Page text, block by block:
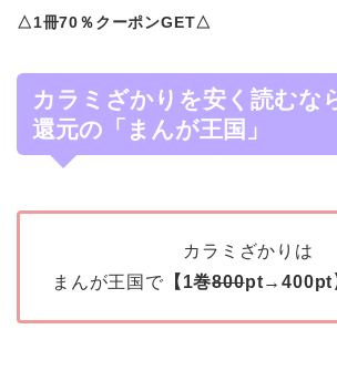
△1冊70％クーポンGET△
カラミざかりを安く読むな
還元の「まんが王国」
カラミざかりは
まんが王国で 【1巻800pt→400pt